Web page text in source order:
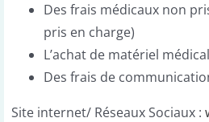
Des frais médicaux non
pris en charge)
L’achat de matériel
Des frais de
Site internet/ Réseaux Sociaux :